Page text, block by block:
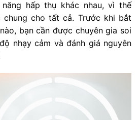
hấp thụ khác nhau, vì thế
cho tất cả. Trước khi bắt
bạn cần được chuyên gia soi
nhạy cảm và đánh giá nguyên